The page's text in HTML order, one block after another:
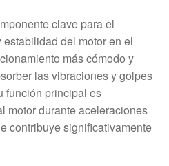
clave para el
del motor en el
más cómodo y
las vibraciones y golpes
función principal es
motor durante aceleraciones
contribuye significativamente